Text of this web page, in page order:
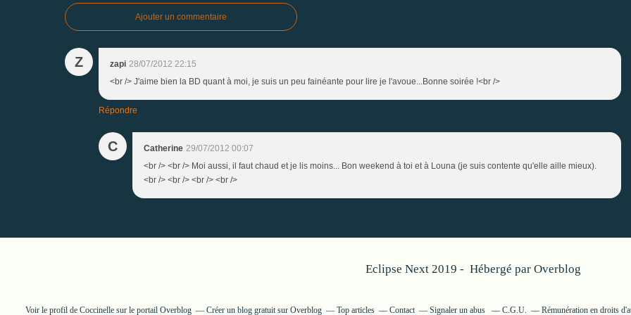
Ajouter un commentaire
Z zapi 28/07/2012 22:15
<br /> J'aime bien la BD quant à moi, je suis un peu fainéante pour lire je l'avoue...Bonne soirée !<br />
Répondre
C Catherine 29/07/2012 00:07
<br /> <br /> Moi aussi, il faut chaud et je lis moins... Bon weekend à toi et à Louna (je suis contente qu'elle aille mieux).
<br /> <br /> <br /> <br />
Eclipse Next 2019 - Hébergé par Overblog
Voir le profil de Coccinelle sur le portail Overblog Créer un blog gratuit sur Overblog Top articles Contact Signaler un abus C.G.U. Rémunération en droits